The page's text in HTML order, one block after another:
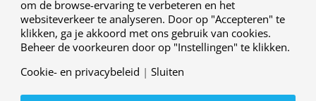
Informatie
Voor meer informatie:
info@nlr.nl 088 511 3113
om de browse-ervaring te verbeteren en het
websiteverkeer te analyseren. Door op "Accepteren" te
klikken, ga je akkoord met ons gebruik van cookies.
Beheer de voorkeuren door op "Instellingen" te klikken.
Cookie- en privacybeleid |Sluiten